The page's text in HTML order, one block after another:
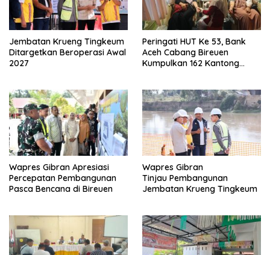
Jembatan Krueng Tingkeum
Ditargetkan Beroperasi Awal
2027
Peringati HUT Ke 53, Bank
Aceh Cabang Bireuen
Kumpulkan 162 Kantong
Wapres Gibran Apresiasi
Percepatan Pembangunan
Pasca Bencana di Bireuen
Wapres Gibran
Tinjau Pembangunan
Jembatan Krueng Tingkeum